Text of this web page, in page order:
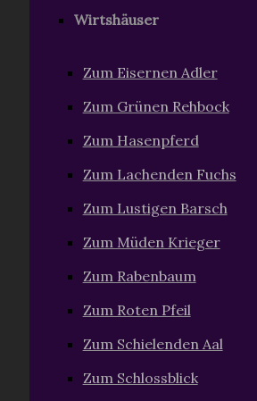
Wirtshäuser
Zum Eisernen Adler
Zum Grünen Rehbock
Zum Hasenpferd
Zum Lachenden Fuchs
Zum Lustigen Barsch
Zum Müden Krieger
Zum Rabenbaum
Zum Roten Pfeil
Zum Schielenden Aal
Zum Schlossblick